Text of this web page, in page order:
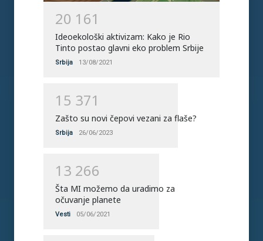
20 1 61
Ideoekološki aktivizam: Kako je Rio
Tinto postao glavni eko problem Srbije
Srbija 13/08/2021
1 5 371
Zašto su novi čepovi vezani za flaše?
Srbija 26/06/2023
1 3 266
Šta MI možemo da uradimo za
očuvanje planete
Vesti 05/06/2021